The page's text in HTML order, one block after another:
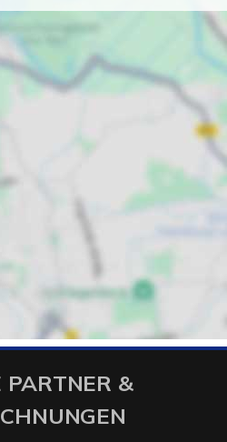
PARTNER &